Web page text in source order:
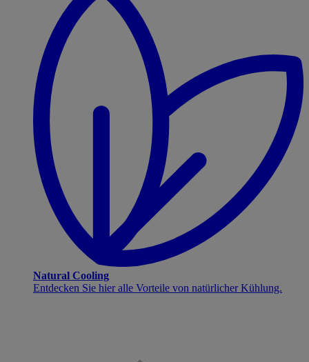
Natural Cooling
Entdecken Sie hier alle Vorteile von natürlicher Kühlung.